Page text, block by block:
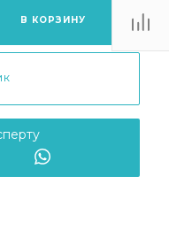
В КОРЗИНУ